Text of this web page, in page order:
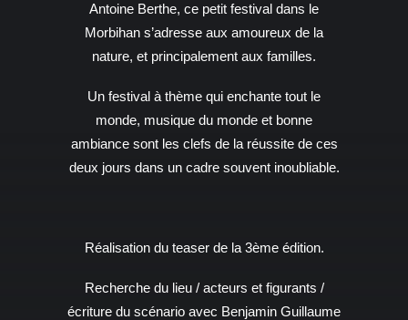
Antoine Berthe, ce petit festival dans le
Morbihan s’adresse aux amoureux de la
nature, et principalement aux familles.
Un festival à thème qui enchante tout le
monde, musique du monde et bonne
ambiance sont les clefs de la réussite de ces
deux jours dans un cadre souvent inoubliable.
Réalisation du teaser de la 3ème édition.
Recherche du lieu / acteurs et figurants /
écriture du scénario avec Benjamin Guillaume